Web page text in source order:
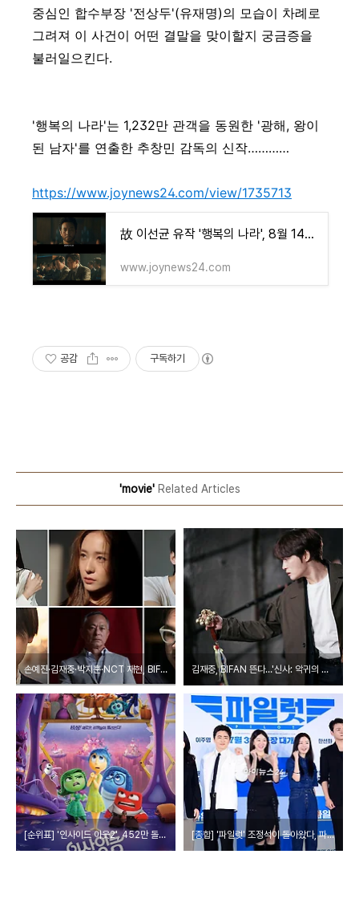
중심인 합수부장 '전상두'(유재명)의 모습이 차례로
그려져 이 사건이 어떤 결말을 맞이할지 궁금증을
불러일으킨다.
'행복의 나라'는 1,232만 관객을 동원한 '광해, 왕이
된 남자'를 연출한 추창민 감독의 신작…………
https://www.joynews24.com/view/1735713
故 이선균 유작 '행복의 나라', 8월 14일 개봉 확정
www.joynews24.com
공감 구독하기
'movie'Related Articles
손예진·김재중·박지훈·NCT 재현, BIFAN 레드카펫 빛낸다 김재중, BIFAN 뜬다…'신사: 악귀의 속삭임' 국내 첫 상영
[순위표] '인사이드 아웃2', 452만 돌파…'핸섬가이즈' 4위 출발 [종합] '파일럿' 조정석이 돌아왔다, 파격 여장 코믹 완결판